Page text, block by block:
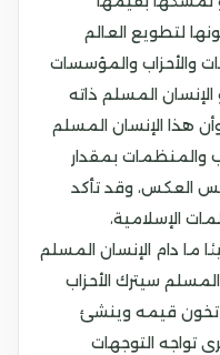
لتطويع العالم
والأحزاب والمؤسسات
الإنسان المسلم ذاته
هذا الإنسان المسلم
والمنظمات بمقدار
العكس، وقد تأكد
الإسلامية،
ما دام الإنسان المسلم
سيترك الأحزاب
تخون قيمه وينشئ
تواجه التوجهات